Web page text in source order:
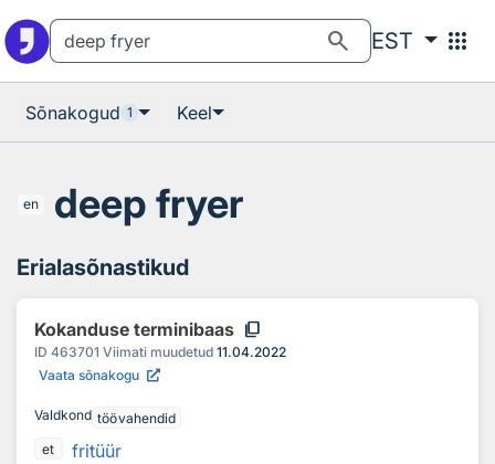
search EST apps
Sõnakogud 1 Keel
en deep fryer
Erialasõnastikud
Kokanduse terminibaas content_copy
ID 463701 Viimati muudetud 11.04.2022
Vaata sõnakogu
Valdkond töövahendid
et
fritüür